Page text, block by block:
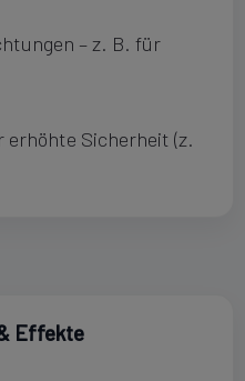
– z. B. für
Sicherheit (z.
Effekte